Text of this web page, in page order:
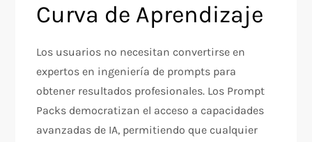
Curva de Aprendizaje
Los usuarios no necesitan convertirse en
expertos en ingeniería de prompts para
obtener resultados profesionales. Los Prompt
Packs democratizan el acceso a capacidades
avanzadas de IA, permitiendo que cualquier